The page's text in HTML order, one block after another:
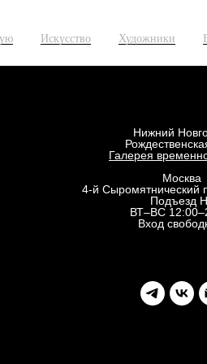
Искусство Художники
Нижний
Галерея
Москва
4-й Сыромятнический
Подъезд
ВТ–ВС
Вход